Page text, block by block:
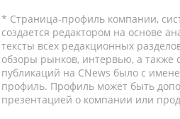
* Страница-профиль компании,
создается редактором на основе
тексты всех редакционных
обзоры рынков, интервью, а также
публикаций на CNews было с
профиль. Профиль может быть
презентацией о компании или